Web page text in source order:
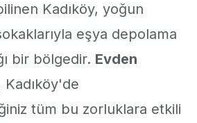
Kadıköy, yoğun
eşya depolama
bir bölgedir. Evden
Kadıköy'de
tüm bu zorluklara etkili